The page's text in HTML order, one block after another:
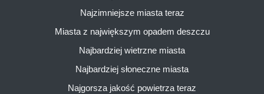
Najzimniejsze miasta teraz
Miasta z największym opadem deszczu
Najbardziej wietrzne miasta
Najbardziej słoneczne miasta
Najgorsza jakość powietrza teraz